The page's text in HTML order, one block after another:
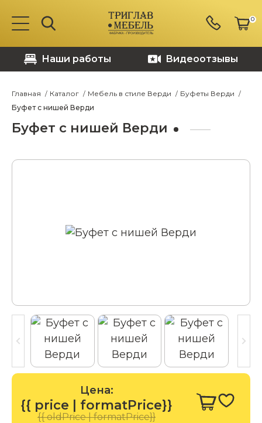
0
Наши работы Видеоотзывы
Главная Каталог Мебель в стиле Верди
Буфеты Верди
Буфет с нишей Верди
Буфет с нишей Верди
Цена:
{{ price | formatPrice}}
{{ oldPrice | formatPrice}}